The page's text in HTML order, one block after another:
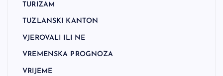
TURIZAM
TUZLANSKI KANTON
VJEROVALI ILI NE
VREMENSKA PROGNOZA
VRIJEME